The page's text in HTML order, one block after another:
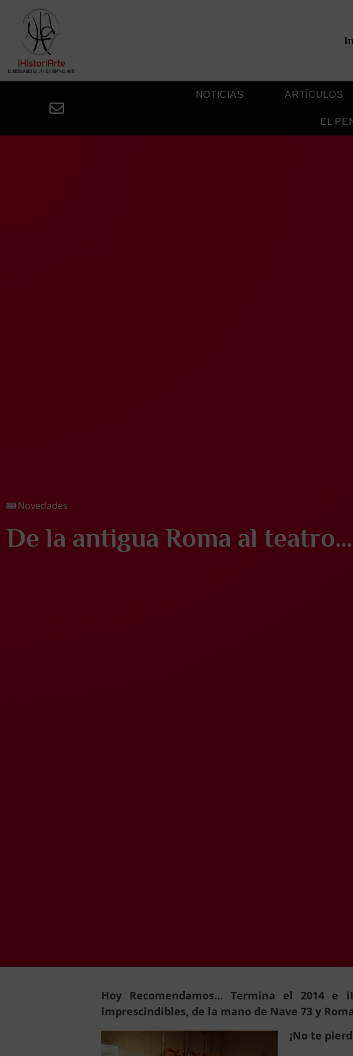
NOTICIAS ARTÍCULOS
EL
Novedades
De la antigua Roma al teatro…
Hoy Recomendamos… Termina el 2014
imprescindibles, de la mano de Nave 73 y
¡No te